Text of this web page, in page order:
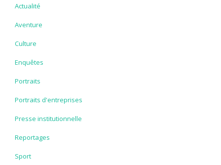
Actualité
Aventure
Culture
Enquêtes
Portraits
Portraits d'entreprises
Presse institutionnelle
Reportages
Sport